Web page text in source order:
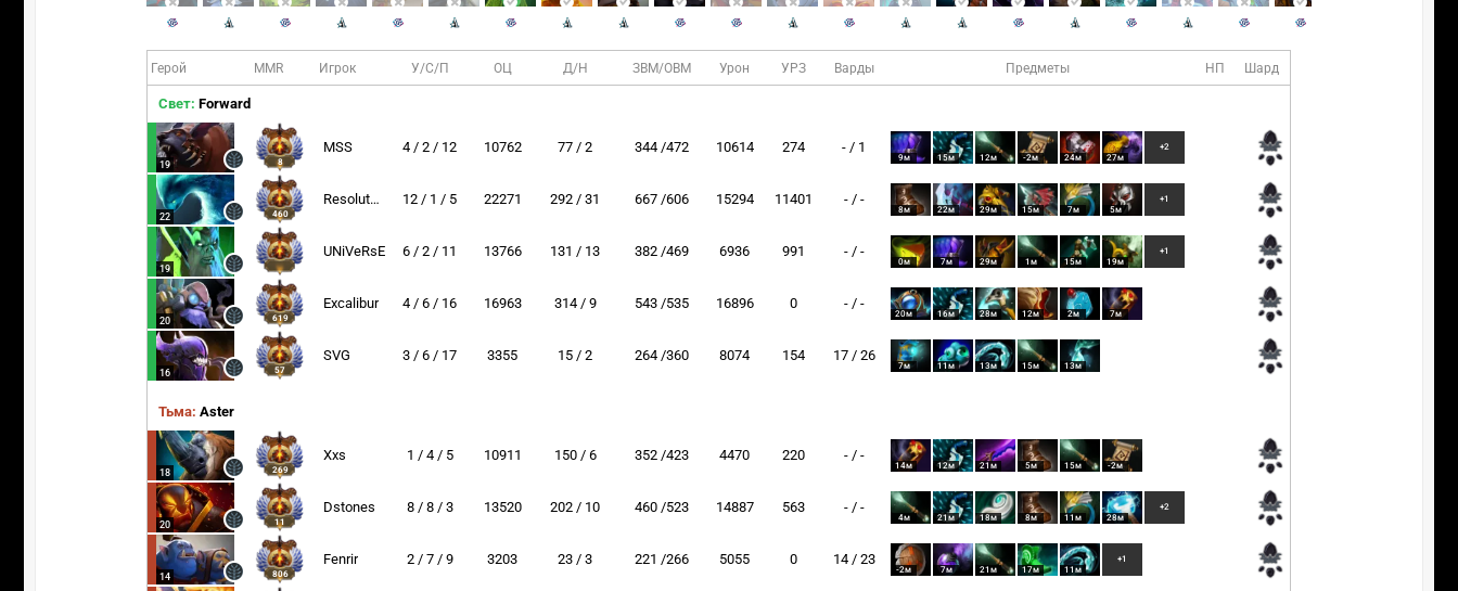
Герой MMR Игрок У/С/П ОЦ Д/Н ЗВМ/ОВМ Урон УРЗ Варды Предметы НП Шард
Свет: Forward
19 8
MSS 4 / 2 / 12 10762 77 / 2 344 /472 10614 274 - / 1
9м 15м 12м -2м 24м 27м
+2
22 460
Resolut1on 12 / 1 / 5 22271 292 / 31 667 /606 15294 11401 - / -
8м 22м 29м 15м 7м 5м
+1
19
UNiVeRsE 6 / 2 / 11 13766 131 / 13 382 /469 6936 991 - / -
0м 7м 29м 1м 15м 19м
+1
20 619
Excalibur 4 / 6 / 16 16963 314 / 9 543 /535 16896 0 - / -
20м 16м 28м 12м 2м 7м
16 57
SVG 3 / 6 / 17 3355 15 / 2 264 /360 8074 154 17 / 26
7м 11м 13м 15м 13м
Тьма: Aster
18 269
Xxs 1 / 4 / 5 10911 150 / 6 352 /423 4470 220 - / -
14м 12м 21м 5м 15м -2м
20 11
Dstones 8 / 8 / 3 13520 202 / 10 460 /523 14887 563 - / -
4м 21м 18м 8м 11м 28м
+2
14 806
Fenrir 2 / 7 / 9 3203 23 / 3 221 /266 5055 0 14 / 23
-2м 7м 21м 17м 11м
+1